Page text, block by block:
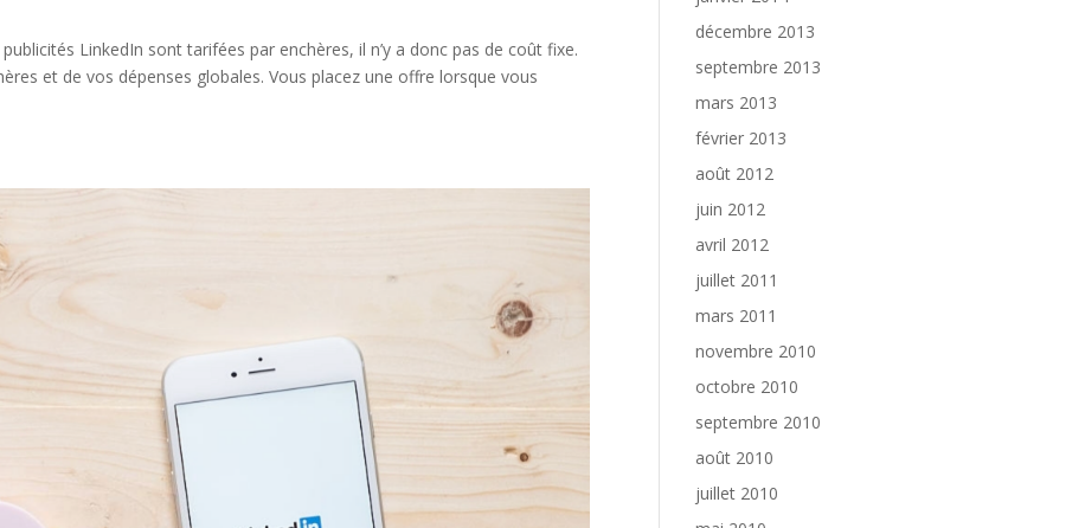
et de vos dépenses globales. Vous placez une offre lorsque vous
décembre 2013
septembre 2013
mars 2013
février 2013
août 2012
juin 2012
avril 2012
juillet 2011
mars 2011
novembre 2010
octobre 2010
septembre 2010
août 2010
juillet 2010
mai 2010